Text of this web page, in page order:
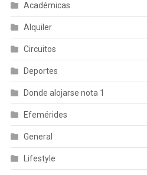
Académicas
Alquiler
Circuitos
Deportes
Donde alojarse nota 1
Efemérides
General
Lifestyle